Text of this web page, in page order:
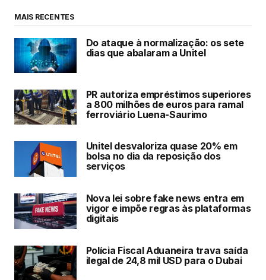
MAIS RECENTES
Do ataque à normalização: os sete
dias que abalaram a Unitel
PR autoriza empréstimos superiores
a 800 milhões de euros para ramal
ferroviário Luena-Saurimo
Unitel desvaloriza quase 20% em
bolsa no dia da reposição dos
serviços
Nova lei sobre fake news entra em
vigor e impõe regras às plataformas
digitais
Polícia Fiscal Aduaneira trava saída
ilegal de 24,8 mil USD para o Dubai